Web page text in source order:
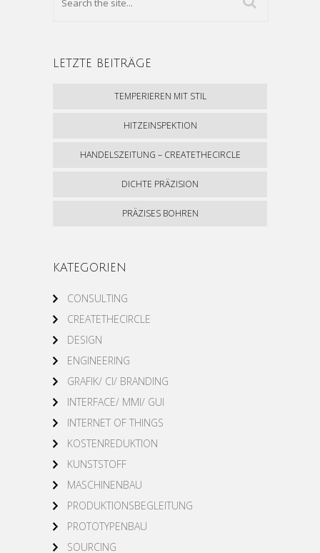
LETZTE BEITRÄGE
TEMPERIEREN MIT STIL
HITZEINSPEKTION
HANDELSZEITUNG – CREATETHECIRCLE
DICHTE PRÄZISION
PRÄZISES BOHREN
KATEGORIEN
CONSULTING
CREATETHECIRCLE
DESIGN
ENGINEERING
GRAFIK/ CI/ BRANDING
INTERFACE/ MMI/ GUI
INTERNET OF THINGS
KOSTENREDUKTION
KUNSTSTOFF
MASCHINENBAU
PRODUKTIONSBEGLEITUNG
PROTOTYPENBAU
SOURCING